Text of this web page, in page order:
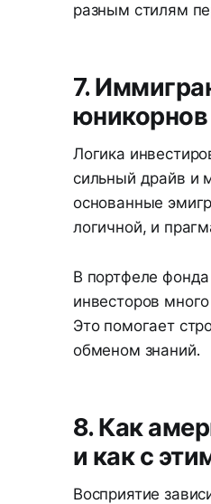
разным стилям
7.
юникорнов
Логика
сильный драйв и
основанные
логичной, и
В портфеле
инвесторов
Это помогает
обменом знаний.
8. Как
и как с
Восприятие